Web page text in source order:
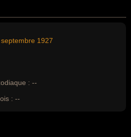
1927
: --
: --